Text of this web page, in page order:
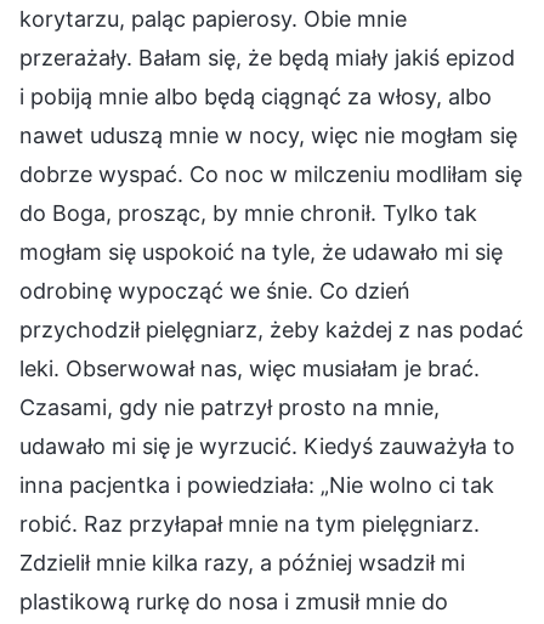
korytarzu, paląc papierosy. Obie mnie
przerażały. Bałam się, że będą miały jakiś epizod
i pobiją mnie albo będą ciągnąć za włosy, albo
nawet uduszą mnie w nocy, więc nie mogłam się
dobrze wyspać. Co noc w milczeniu modliłam się
do Boga, prosząc, by mnie chronił. Tylko tak
mogłam się uspokoić na tyle, że udawało mi się
odrobinę wypocząć we śnie. Co dzień
przychodził pielęgniarz, żeby każdej z nas podać
leki. Obserwował nas, więc musiałam je brać.
Czasami, gdy nie patrzył prosto na mnie,
udawało mi się je wyrzucić. Kiedyś zauważyła to
inna pacjentka i powiedziała: „Nie wolno ci tak
robić. Raz przyłapał mnie na tym pielęgniarz.
Zdzielił mnie kilka razy, a później wsadził mi
plastikową rurkę do nosa i zmusił mnie do